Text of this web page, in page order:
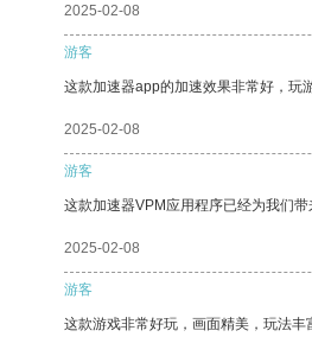
2025-02-08
游客
这款加速器app的加速效果非常好，玩
2025-02-08
游客
这款加速器VPM应用程序已经为我们带
2025-02-08
游客
这款游戏非常好玩，画面精美，玩法丰